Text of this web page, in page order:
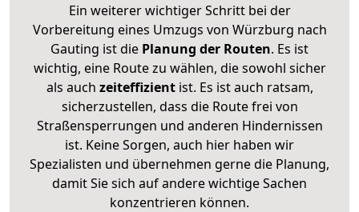
Ein weiterer wichtiger Schritt bei der
Vorbereitung eines Umzugs von Würzburg nach
Gauting ist die Planung der Routen. Es ist
wichtig, eine Route zu wählen, die sowohl sicher
als auch zeiteffizientist. Es ist auch ratsam,
sicherzustellen, dass die Route frei von
Straßensperrungen und anderen Hindernissen
ist. Keine Sorgen, auch hier haben wir
Spezialisten und übernehmen gerne die Planung,
damit Sie sich auf andere wichtige Sachen
konzentrieren können.